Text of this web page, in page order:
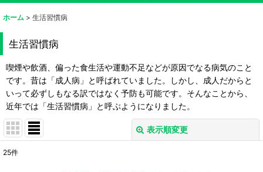
ホーム > 生活習慣病
生活習慣病
喫煙や飲酒、偏った食生活や運動不足などが原因でなる病気のこと
です。昔は「成人病」と呼ばれていました。しかし、成人だからと
いって必ずしもなる訳ではなく予防も可能です。そんなことから、
近年では「生活習慣病」と呼ぶようになりました。
表示順変更
25件